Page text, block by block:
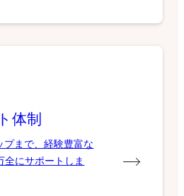
体制
プまで、経験豊富な
全にサポートしま